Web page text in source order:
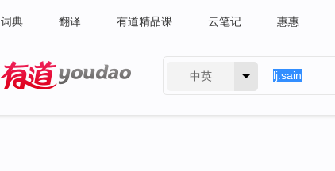
词典 翻译 有道精品课 云笔记 惠惠
中英